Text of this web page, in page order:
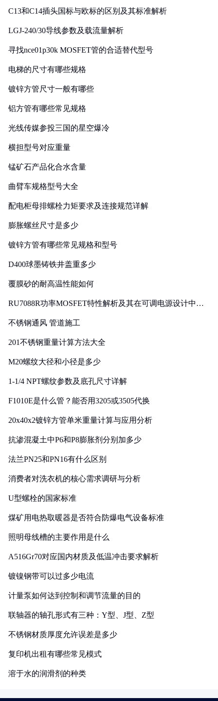
C13和C14插头国标与欧标的区别及其标准解析
LGJ-240/30导线参数及载流量解析
寻找nce01p30k MOSFET管的合适替代型号
电梯的尺寸有哪些规格
镀锌方管尺寸一般有哪些
铝方管有哪些常见规格
光线传媒参投三国的星空爆冷
横担型号对应重量
锰矿石产品化合水含量
曲臂车规格型号大全
配电柜母排螺栓力矩要求及连接规范详解
膨胀螺丝尺寸是多少
镀锌方管有哪些常见规格和型号
D400球墨铸铁井盖重多少
覆膜砂的耐高温性能如何
RU7088R功率MOSFET特性解析及其在可调电源设计中的
不锈钢通风 管道施工
201不锈钢重量计算方法大全
M20螺纹大径和小径是多少
1-1/4 NPT螺纹参数及底孔尺寸详解
F1010E是什么管？能否用3205或3505代换
20x40x2镀锌方管单米重量计算与应用分析
抗渗混凝土中P6和P8膨胀剂分别加多少
法兰PN25和PN16有什么区别
消费者对洗衣机的核心需求调研与分析
U型螺栓的国家标准
煤矿用电热取暖器是否符合防爆电气设备标准
照明母线槽的主要作用是什么
A516Gr70对应国内材质及低温冲击要求解析
镀镍钢带可以过多少电流
计量泵如何达到控制和调节流量的目的
联轴器的轴孔形式有三种：Y型、J型、Z型
不锈钢材质厚度允许误差是多少
复印机出租有哪些常见模式
溶于水的润滑剂的种类